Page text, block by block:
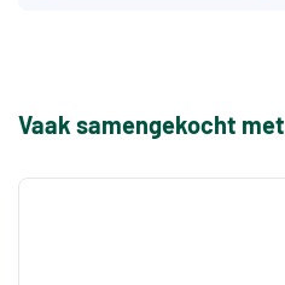
Vaak samengekocht met